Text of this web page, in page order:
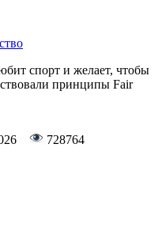
спорт и желает, чтобы
принципы Fair
728764